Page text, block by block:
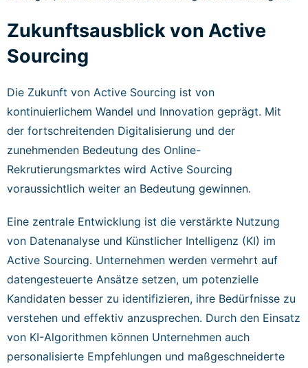
Zukunftsausblick von Active
Sourcing
Die Zukunft von Active Sourcing ist von
kontinuierlichem Wandel und Innovation geprägt. Mit
der fortschreitenden Digitalisierung und der
zunehmenden Bedeutung des Online-
Rekrutierungsmarktes wird Active Sourcing
voraussichtlich weiter an Bedeutung gewinnen.
Eine zentrale Entwicklung ist die verstärkte Nutzung
von Datenanalyse und Künstlicher Intelligenz (KI) im
Active Sourcing. Unternehmen werden vermehrt auf
datengesteuerte Ansätze setzen, um potenzielle
Kandidaten besser zu identifizieren, ihre Bedürfnisse zu
verstehen und effektiv anzusprechen. Durch den Einsatz
von KI-Algorithmen können Unternehmen auch
personalisierte Empfehlungen und maßgeschneiderte